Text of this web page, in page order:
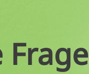
Frage